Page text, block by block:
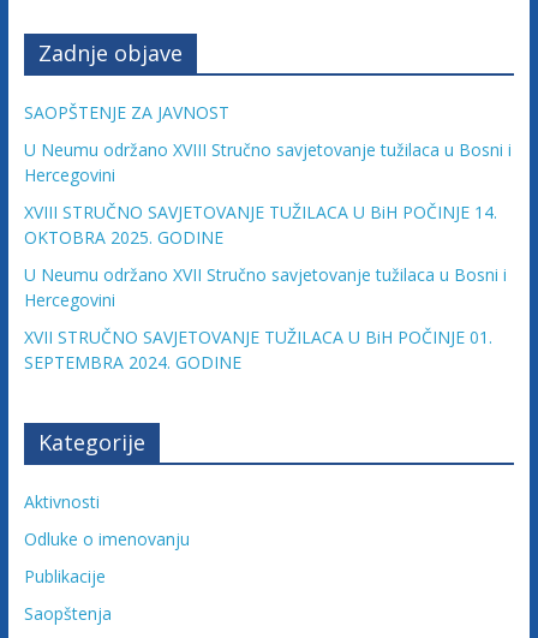
Zadnje objave
SAOPŠTENJE ZA JAVNOST
U Neumu održano XVIII Stručno savjetovanje tužilaca u Bosni i
Hercegovini
XVIII STRUČNO SAVJETOVANJE TUŽILACA U BiH POČINJE 14.
OKTOBRA 2025. GODINE
U Neumu održano XVII Stručno savjetovanje tužilaca u Bosni i
Hercegovini
XVII STRUČNO SAVJETOVANJE TUŽILACA U BiH POČINJE 01.
SEPTEMBRA 2024. GODINE
Kategorije
Aktivnosti
Odluke o imenovanju
Publikacije
Saopštenja